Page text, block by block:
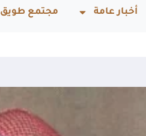
أخبار عامة مجتمع طويق